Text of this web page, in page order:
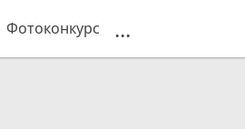
Фотоконкурс ...